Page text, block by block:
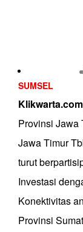
SUMSEL
Provinsi Jawa
Jawa Timur
turut
Investasi
Konektivitas
Provinsi